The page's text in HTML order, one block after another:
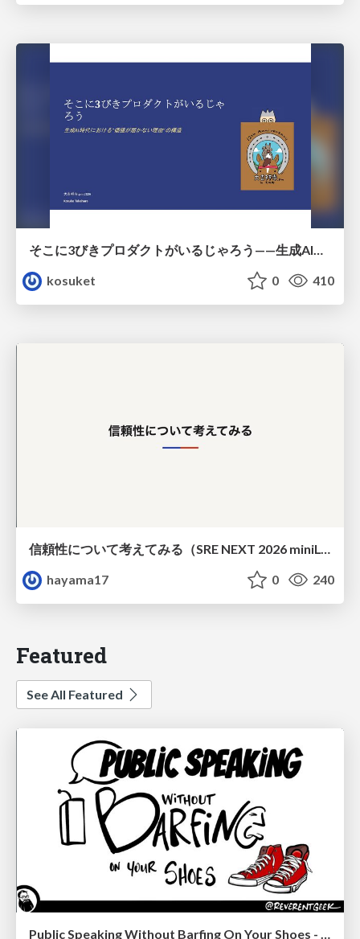
kosuket
0 410
信頼性について考えてみる（SRE NEXT 2026 miniLT）
hayama17
0 240
Featured
See All Featured
Public Speaking Without Barfing On Your Shoes - THAT 2023